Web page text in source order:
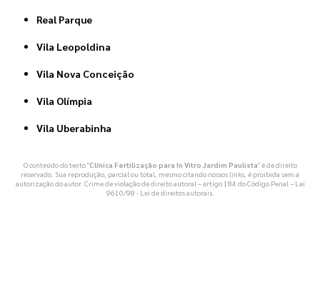
Real Parque
Vila Leopoldina
Vila Nova Conceição
Vila Olímpia
Vila Uberabinha
O conteúdo do texto "Clínica Fertilização para In Vitro Jardim Paulista" é de direito
reservado. Sua reprodução, parcial ou total, mesmo citando nossos links, é proibida sem a
autorização do autor. Crime de violação de direito autoral – artigo 184 do Código Penal – Lei
9610/98 - Lei de direitos autorais.